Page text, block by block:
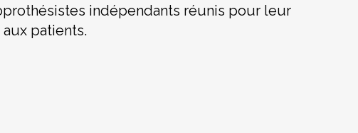
indépendants réunis pour leur
patients.